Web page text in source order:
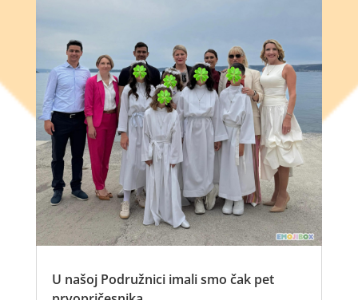
U našoj Podružnici imali smo čak pet